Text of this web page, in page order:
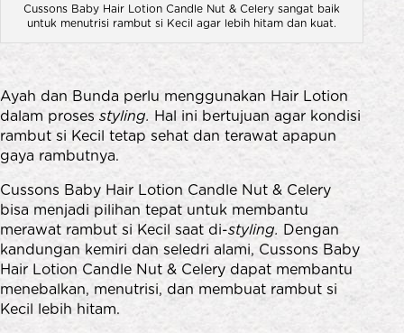
Cussons Baby Hair Lotion Candle Nut & Celery sangat baik
untuk menutrisi rambut si Kecil agar lebih hitam dan kuat.
Ayah dan Bunda perlu menggunakan Hair Lotion
dalam proses styling. Hal ini bertujuan agar kondisi
rambut si Kecil tetap sehat dan terawat apapun
gaya rambutnya.
Cussons Baby Hair Lotion Candle Nut & Celery
bisa menjadi pilihan tepat untuk membantu
merawat rambut si Kecil saat di-styling. Dengan
kandungan kemiri dan seledri alami, Cussons Baby
Hair Lotion Candle Nut & Celery dapat membantu
menebalkan, menutrisi, dan membuat rambut si
Kecil lebih hitam.